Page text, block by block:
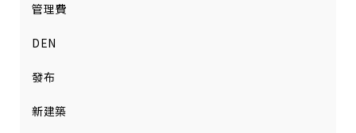
管理費
DEN
發布
新建築